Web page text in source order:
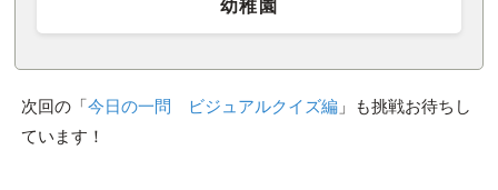
幼稚園
次回の「今日の一問 ビジュアルクイズ編」も挑戦お待ちし
ています！